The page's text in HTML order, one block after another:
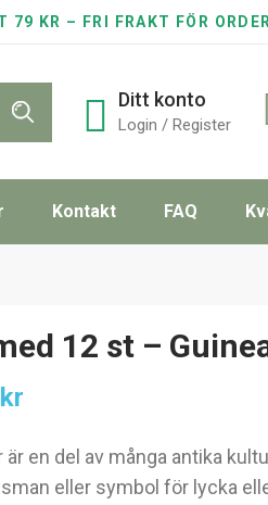
79 KR – FRI FRAKT FÖR
Ditt konto
Login / Register
Kontakt FAQ
12 st –
kr
är en del av många antika
eller symbol för lycka